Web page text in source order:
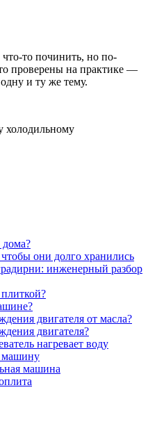
то починить, но по-
проверены на практике —
и ту же тему.
они долго хранились
инженерный разбор
двигателя от масла?
двигателя?
нагревает воду
машину
машина